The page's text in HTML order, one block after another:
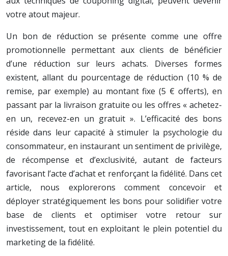
votre atout majeur.
Un bon de réduction se présente comme une offre
promotionnelle permettant aux clients de bénéficier
d’une réduction sur leurs achats. Diverses formes
existent, allant du pourcentage de réduction (10 % de
remise, par exemple) au montant fixe (5 € offerts), en
passant par la livraison gratuite ou les offres « achetez-
en un, recevez-en un gratuit ». L’efficacité des bons
réside dans leur capacité à stimuler la psychologie du
consommateur, en instaurant un sentiment de privilège,
de récompense et d’exclusivité, autant de facteurs
favorisant l’acte d’achat et renforçant la fidélité. Dans cet
article, nous explorerons comment concevoir et
déployer stratégiquement les bons pour solidifier votre
base de clients et optimiser votre retour sur
investissement, tout en exploitant le plein potentiel du
marketing de la fidélité.